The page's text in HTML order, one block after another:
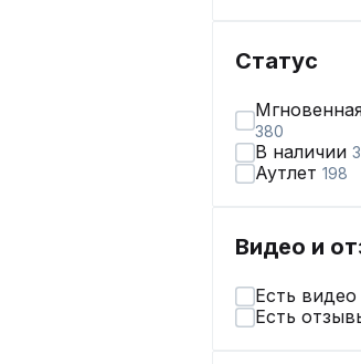
Статус
380
В наличии
Аутлет 198
Видео и
Есть видео
Есть